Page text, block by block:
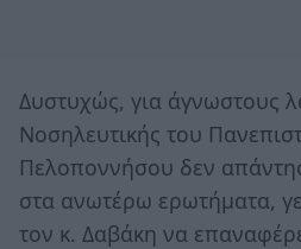
Δυστυχώς, για άγνωστους
Νοσηλευτικής του
Πελοποννήσου δεν
στα ανωτέρω ερωτήματα,
τον κ. Δαβάκη να